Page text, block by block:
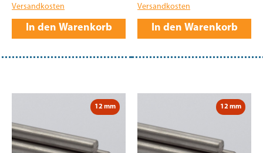
Versandkosten
In den Warenkorb
Versandkosten
In den Warenkorb
12 mm 12 mm